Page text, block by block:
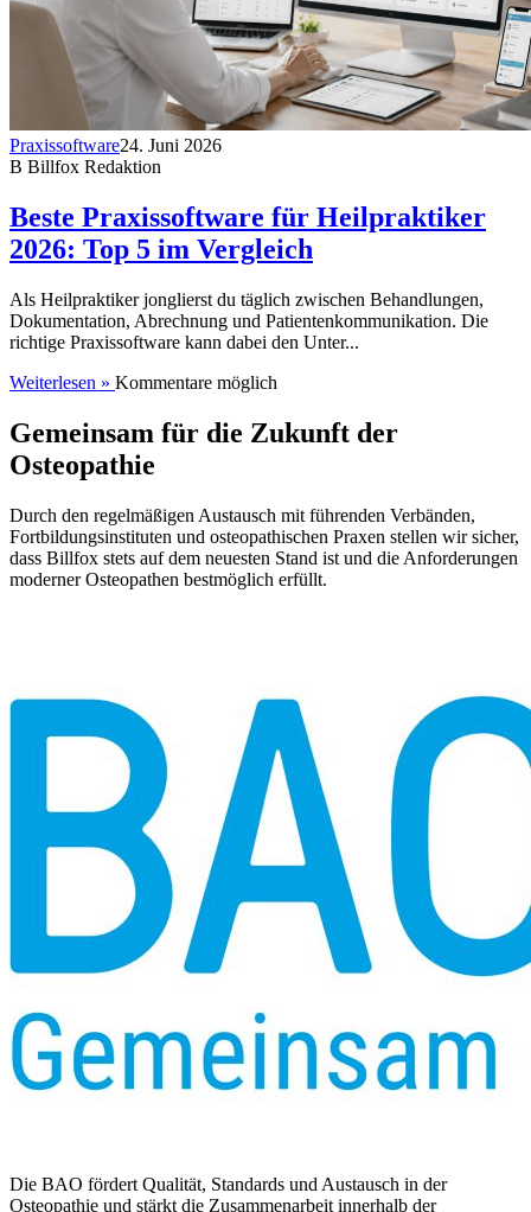
Praxissoftware24. Juni 2026
B Billfox Redaktion
Beste Praxissoftware für Heilpraktiker
2026: Top 5 im Vergleich
Als Heilpraktiker jonglierst du täglich zwischen Behandlungen,
Dokumentation, Abrechnung und Patientenkommunikation. Die
richtige Praxissoftware kann dabei den Unter...
Weiterlesen » Kommentare möglich
Gemeinsam für die Zukunft der
Osteopathie
Durch den regelmäßigen Austausch mit führenden Verbänden,
Fortbildungsinstituten und osteopathischen Praxen stellen wir sicher,
dass Billfox stets auf dem neuesten Stand ist und die Anforderungen
moderner Osteopathen bestmöglich erfüllt.
Die BAO fördert Qualität, Standards und Austausch in der
Osteopathie und stärkt die Zusammenarbeit innerhalb der